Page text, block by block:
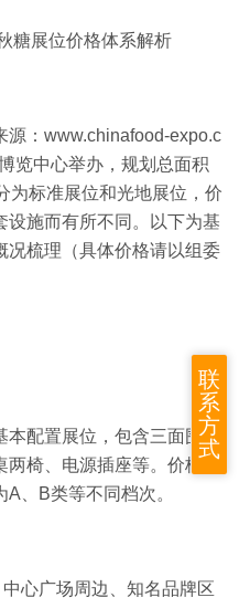
糖展位价格体系解析
源：www.chinafood-expo.c
览中心举办，规划总面积
为标准展位和光地展位，价
设施而有所不同。以下为基
况梳理（具体价格请以组委
本配置展位，包含三面围
两椅、电源插座等。价格通
、B类等不同档次。
心广场周边、知名品牌区
联
系
方
式